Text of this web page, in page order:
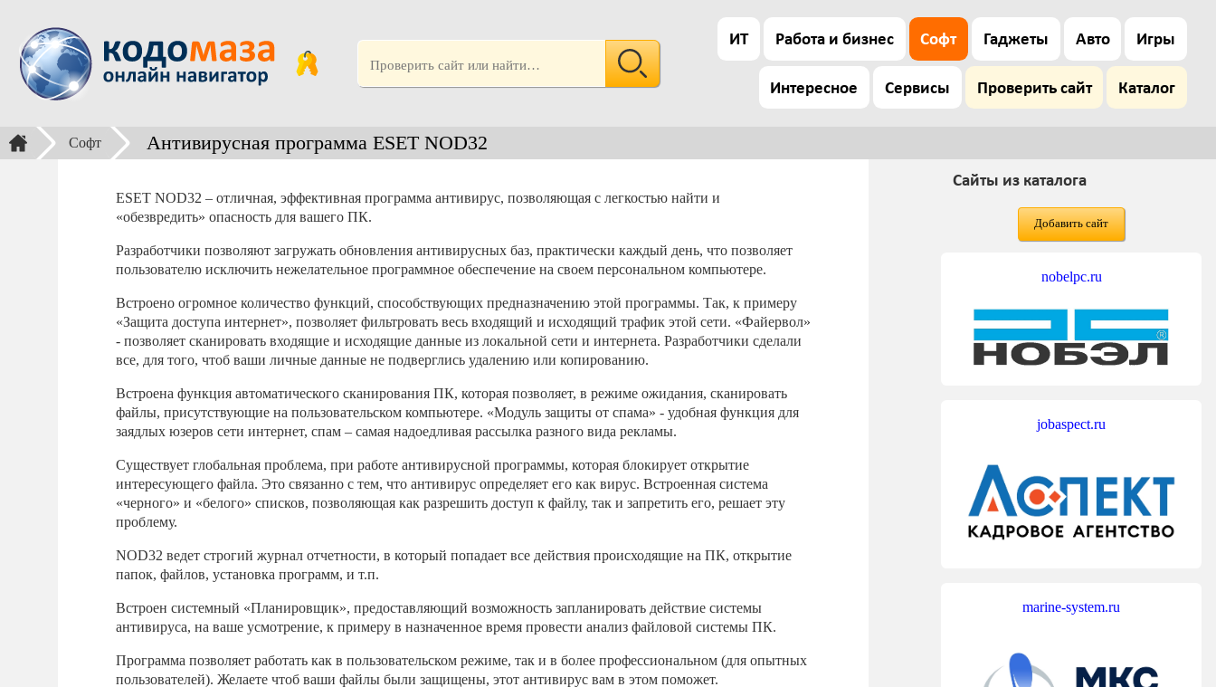
ИТ Работа и бизнес Софт Гаджеты Авто Игры
Интересное Сервисы Проверить сайт Каталог
Софт Антивирусная программа ESET NOD32
ESET NOD32 – отличная, эффективная программа антивирус, позволяющая с легкостью найти и
«обезвредить» опасность для вашего ПК.
Разработчики позволяют загружать обновления антивирусных баз, практически каждый день, что позволяет
пользователю исключить нежелательное программное обеспечение на своем персональном компьютере.
Встроено огромное количество функций, способствующих предназначению этой программы. Так, к примеру
«Защита доступа интернет», позволяет фильтровать весь входящий и исходящий трафик этой сети. «Файервол»
- позволяет сканировать входящие и исходящие данные из локальной сети и интернета. Разработчики сделали
все, для того, чтоб ваши личные данные не подверглись удалению или копированию.
Встроена функция автоматического сканирования ПК, которая позволяет, в режиме ожидания, сканировать
файлы, присутствующие на пользовательском компьютере. «Модуль защиты от спама» - удобная функция для
заядлых юзеров сети интернет, спам – самая надоедливая рассылка разного вида рекламы.
Существует глобальная проблема, при работе антивирусной программы, которая блокирует открытие
интересующего файла. Это связанно с тем, что антивирус определяет его как вирус. Встроенная система
«черного» и «белого» списков, позволяющая как разрешить доступ к файлу, так и запретить его, решает эту
проблему.
NOD32 ведет строгий журнал отчетности, в который попадает все действия происходящие на ПК, открытие
папок, файлов, установка программ, и т.п.
Встроен системный «Планировщик», предоставляющий возможность запланировать действие системы
антивируса, на ваше усмотрение, к примеру в назначенное время провести анализ файловой системы ПК.
Программа позволяет работать как в пользовательском режиме, так и в более профессиональном (для опытных
пользователей). Желаете чтоб ваши файлы были защищены, этот антивирус вам в этом поможет.
Сайты из каталога
Добавить сайт
nobelpc.ru
jobaspect.ru
marine-system.ru